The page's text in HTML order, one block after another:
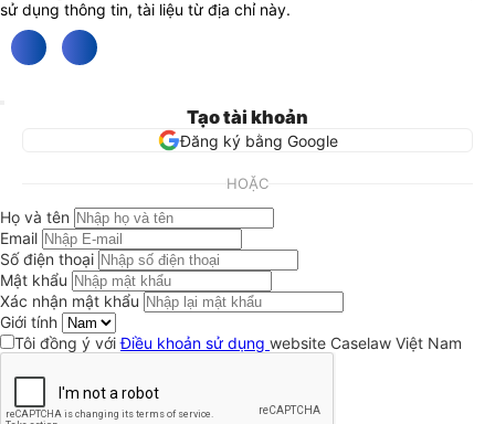
sử dụng thông tin, tài liệu từ địa chỉ này.
Tạo tài khoản
Đăng ký bằng Google
HOẶC
Họ và tên
Email
Số điện thoại
Mật khẩu
Xác nhận mật khẩu
Giới tính
Tôi đồng ý vớiĐiều khoản sử dụng website Caselaw Việt Nam